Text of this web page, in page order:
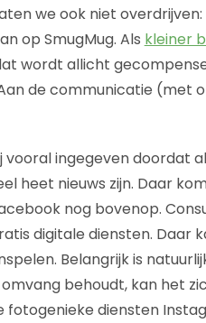
we ook niet overdrijven:
op SmugMug. Als kleiner
wordt allicht
de communicatie (met
ingegeven doordat
heet nieuws zijn. Daar
nog bovenop.
digitale diensten. Daar
Belangrijk is
behoudt, kan het
fotogenieke diensten